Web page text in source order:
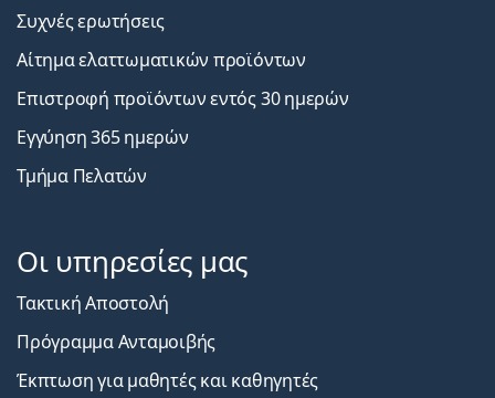
Συχνές ερωτήσεις
Αίτημα ελαττωματικών προϊόντων
Επιστροφή προϊόντων εντός 30 ημερών
Εγγύηση 365 ημερών
Τμήμα Πελατών
Οι υπηρεσίες μας
Τακτική Αποστολή
Πρόγραμμα Ανταμοιβής
Έκπτωση για μαθητές και καθηγητές